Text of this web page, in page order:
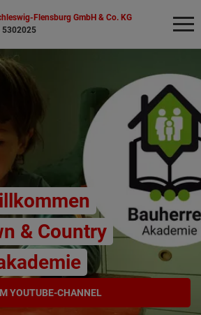
Flensburg GmbH & Co. KG
5302025
& Country
YOUTUBE-CHANNEL
Sie suchen?